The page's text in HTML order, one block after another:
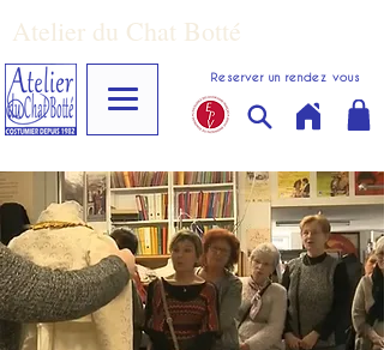
Reserver un rendez vous
Atelier du Chat Botté